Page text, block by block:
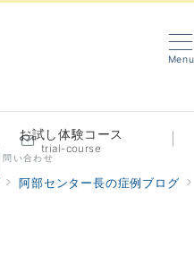
Menu
問い合わせ
お試し体験コース
trial-course
阿部センター長の症例ブログ